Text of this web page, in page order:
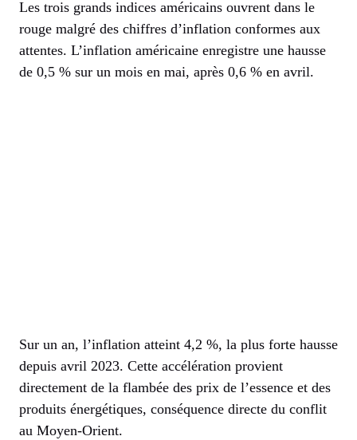
Les trois grands indices américains ouvrent dans le
rouge malgré des chiffres d’inflation conformes aux
attentes. L’inflation américaine enregistre une hausse
de 0,5 % sur un mois en mai, après 0,6 % en avril.
Sur un an, l’inflation atteint 4,2 %, la plus forte hausse
depuis avril 2023. Cette accélération provient
directement de la flambée des prix de l’essence et des
produits énergétiques, conséquence directe du conflit
au Moyen-Orient.